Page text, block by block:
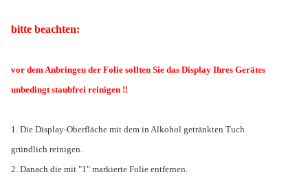
bitte beachten:
vor dem Anbringen der Folie sollten Sie das Display Ihres Gerätes
unbedingt staubfrei reinigen !!
1. Die Display-Oberfläche mit dem in Alkohol getränkten Tuch
gründlich reinigen.
2. Danach die mit "1" markierte Folie entfernen.